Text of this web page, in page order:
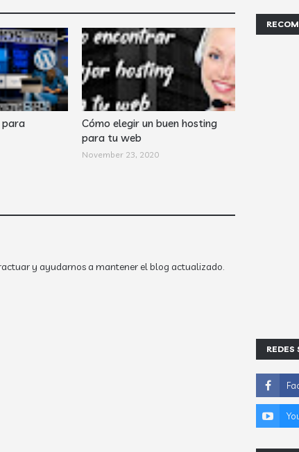
para
Cómo elegir un buen hosting
para tu web
November 23, 2020
y ayudarnos a mantener el blog actualizado.
REDES